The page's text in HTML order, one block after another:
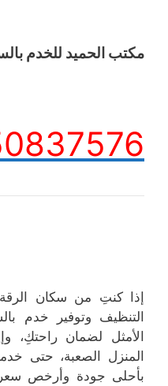
مكتب الحميد للخدم
إذا كنتِ من سكان
التنظيف وتوفير خدم
الأمثل لضمان راحتكِ،
المنزل الصعبة، حتى
بأحلى جودة وأرخص